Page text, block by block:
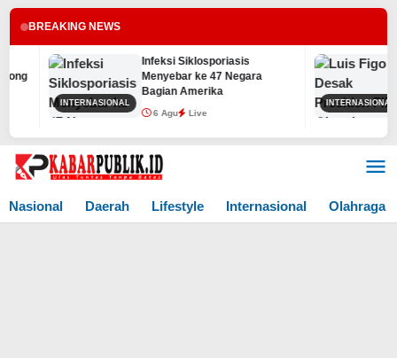
BREAKING NEWS
INTERNASIONAL
Infeksi Siklosporiasis
Menyebar ke 47 Negara
Bagian Amerika
6 Agu Live
INTERNASIONAL
Lewati
Nasional
Daerah Lifestyle Internasional Olahraga